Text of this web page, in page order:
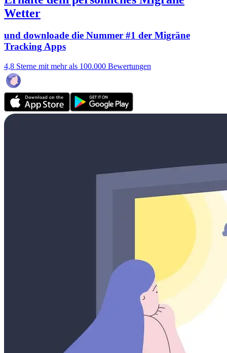
Wetter
und downloade die Nummer #1 der Migräne
Tracking Apps
4,8 Sterne mit mehr als 100.000 Bewertungen